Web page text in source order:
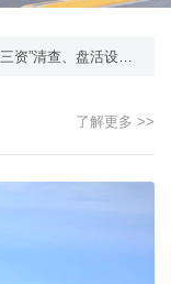
习教育 网络意见箱
陕西轨道交通集团有限公司 “三资”清查、盘活设计及资产管理系统建设项目询价公告
习教育 网络意见箱
了解更多 >>